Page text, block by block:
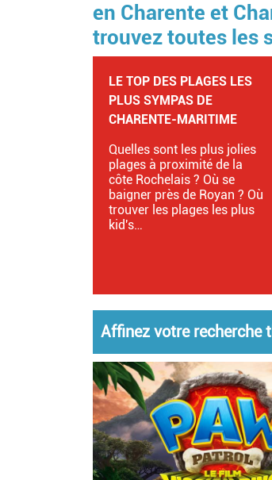
en Charente et
trouvez toutes les
NE MANQUEZ PAS LA FÊTE
DES BOUCHOLEURS À
CHÂTELAILLON-PLAGE
Entre La Rochelle et
Rochefort, venez profiter de
cette grande fête populaire
sur la mer, qui sera clôturée
par un superbe feu
d'artifice !
Affinez votre recherche